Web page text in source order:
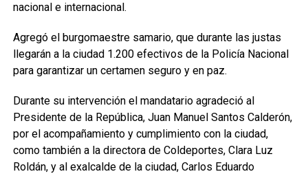
nacional e internacional.
Agregó el burgomaestre samario, que durante las justas
llegarán a la ciudad 1.200 efectivos de la Policía Nacional
para garantizar un certamen seguro y en paz.
Durante su intervención el mandatario agradeció al
Presidente de la República, Juan Manuel Santos Calderón,
por el acompañamiento y cumplimiento con la ciudad,
como también a la directora de Coldeportes, Clara Luz
Roldán, y al exalcalde de la ciudad, Carlos Eduardo